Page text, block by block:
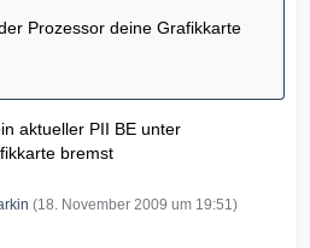
Prozessor deine Grafikkarte
aktueller PII BE unter
bremst
(18. November 2009 um 19:51 )